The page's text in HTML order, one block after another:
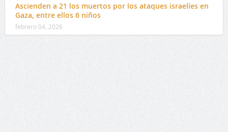
Ascienden a 21 los muertos por los ataques israelíes en
Gaza, entre ellos 6 niños
febrero 04, 2026